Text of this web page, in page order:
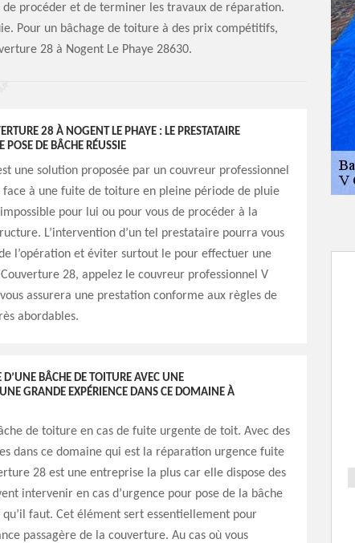
procéder et de terminer les travaux de réparation.
Pour un bâchage de toiture à des prix compétitifs,
28 à Nogent Le Phaye 28630.
28 À NOGENT LE PHAYE : LE PRESTATAIRE
DE BÂCHE RÉUSSIE
une solution proposée par un couvreur professionnel
face à une fuite de toiture en pleine période de pluie
pour lui ou pour vous de procéder à la
L’intervention d’un tel prestataire pourra vous
l’opération et éviter surtout le pour effectuer une
28, appelez le couvreur professionnel V
assurera une prestation conforme aux règles de
abordables.
D’UNE BÂCHE DE TOITURE AVEC UNE
GRANDE EXPÉRIENCE DANS CE DOMAINE À
de toiture en cas de fuite urgente de toit. Avec des
dans ce domaine qui est la réparation urgence fuite
28 est une entreprise la plus car elle dispose des
intervenir en cas d’urgence pour pose de la bâche
faut. Cet élément sert essentiellement pour
passagère de la couverture. Au cas où vous